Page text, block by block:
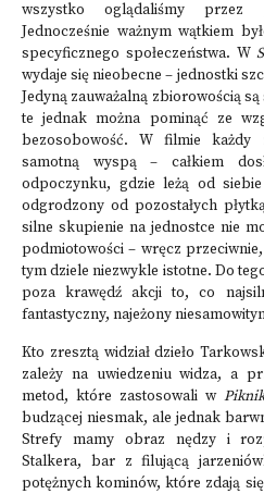
wszystko oglądaliśmy przez
Jednocześnie ważnym wątkiem
specyficznego społeczeństwa. W
wydaje się nieobecne – jednostki
Jedyną zauważalną zbiorowością
te jednak można pominąć ze
bezosobowość. W filmie każdy
samotną wyspą – całkiem
odpoczynku, gdzie leżą od
odgrodzony od pozostałych
silne skupienie na jednostce nie
podmiotowości – wręcz
tym dziele niezwykle istotne. Do
poza krawędź akcji to, co
fantastyczny, najeżony
Kto zresztą widział dzieło
zależy na uwiedzeniu widza, a
metod, które zastosowali w
budzącej niesmak, ale jednak
Strefy mamy obraz nędzy i
Stalkera, bar z filującą
potężnych kominów, które zdają